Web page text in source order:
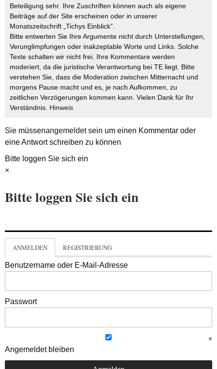
Beteiligung sehr. Ihre Zuschriften können auch als eigene
Beiträge auf der Site erscheinen oder in unserer
Monatszeitschrift „Tichys Einblick“.
Bitte entwerten Sie Ihre Argumente nicht durch Unterstellungen,
Verunglimpfungen oder inakzeptable Worte und Links. Solche
Texte schalten wir nicht frei. Ihre Kommentare werden
moderiert, da die juristische Verantwortung bei TE liegt. Bitte
verstehen Sie, dass die Moderation zwischen Mitternacht und
morgens Pause macht und es, je nach Aufkommen, zu
zeitlichen Verzögerungen kommen kann. Vielen Dank für Ihr
Verständnis. Hinweis
Sie müssenangemeldetsein um einen Kommentar oder
eine Antwort schreiben zu können
Bitte loggen Sie sich ein
×
Bitte loggen Sie sich ein
ANMELDEN REGISTRIERUNG
Benutzername oder E-Mail-Adresse
Passwort
Angemeldet bleiben